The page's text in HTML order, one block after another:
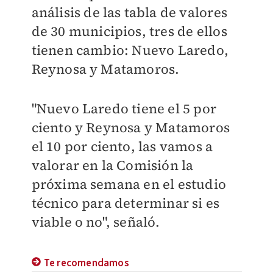
análisis de las tabla de valores
de 30 municipios, tres de ellos
tienen cambio: Nuevo Laredo,
Reynosa y Matamoros.
"Nuevo Laredo tiene el 5 por
ciento y Reynosa y Matamoros
el 10 por ciento, las vamos a
valorar en la Comisión la
próxima semana en el estudio
técnico para determinar si es
viable o no", señaló.
Te recomendamos